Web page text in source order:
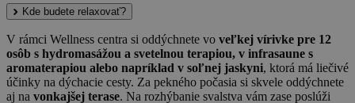
Kde budete relaxovať?
V rámci Wellness centra si oddýchnete vo veľkej vírivke pre 12
osôb s hydromasážou a svetelnou terapiou, v infrasaune s
aromaterapiou alebo napríklad v soľnej jaskyni, ktorá má liečivé
účinky na dýchacie cesty. Za pekného počasia si skvele oddýchnete
aj na vonkajšej terase. Na rozhýbanie svalstva vám zase poslúži